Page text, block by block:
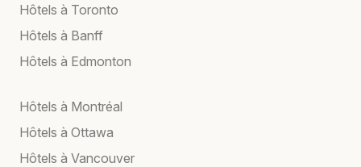
Hôtels à Toronto
Hôtels à Banff
Hôtels à Edmonton
Hôtels à Montréal
Hôtels à Ottawa
Hôtels à Vancouver